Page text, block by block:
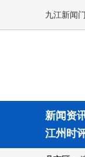
九江新闻
新闻资
江州时